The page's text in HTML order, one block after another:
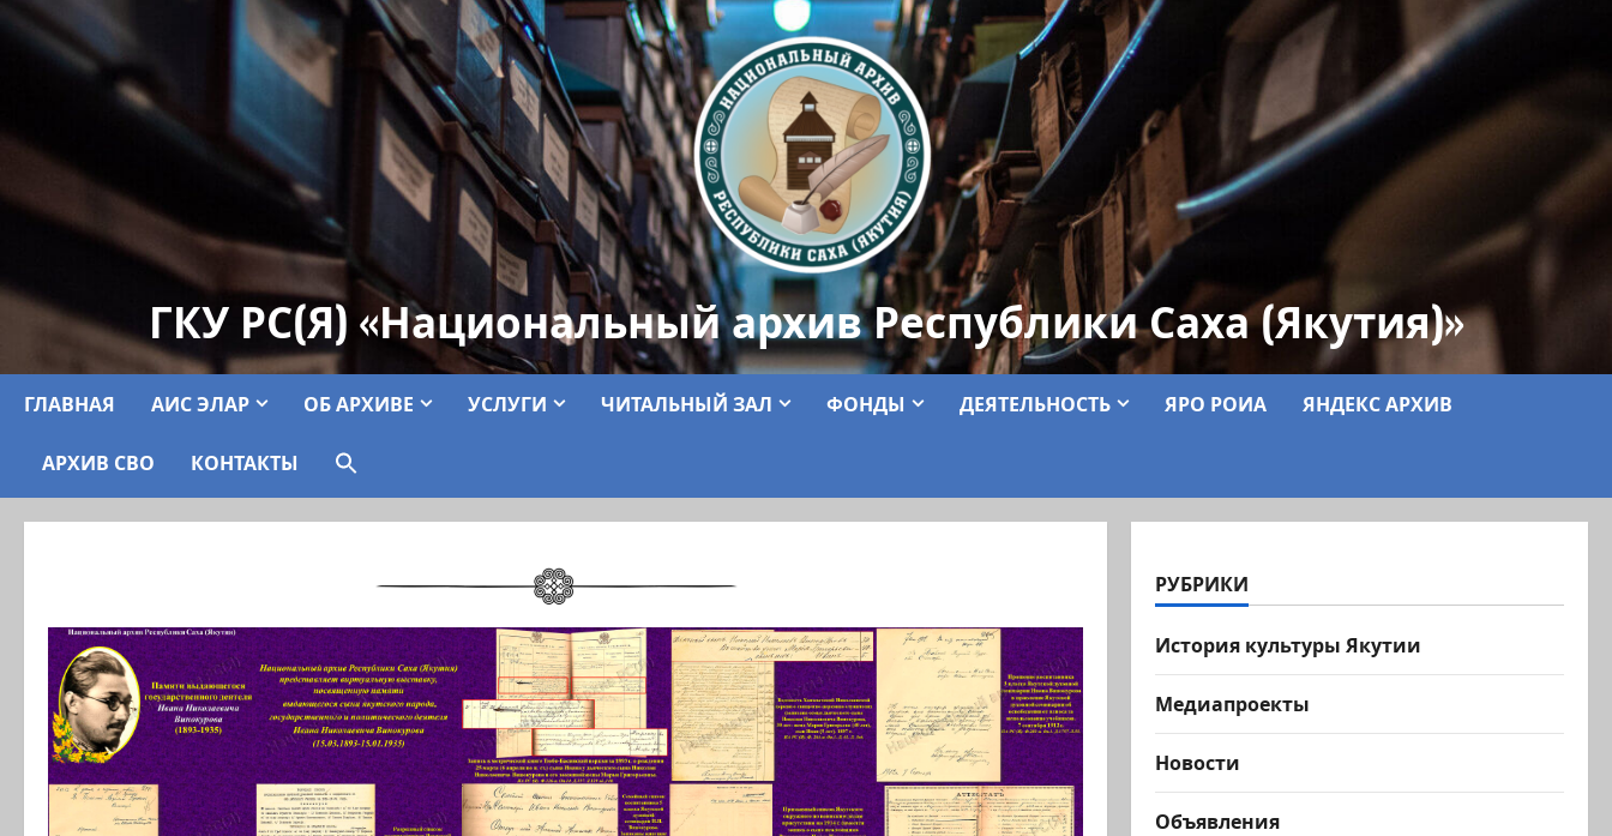
ГКУ РС(Я) «Национальный архив Республики Саха (Якутия)»
ГЛАВНАЯ АИС ЭЛАР ОБ АРХИВЕ УСЛУГИ ЧИТАЛЬНЫЙ ЗАЛ ФОНДЫ ДЕЯТЕЛЬНОСТЬ ЯРО РОИА ЯНДЕКС АРХИВ
АРХИВ СВО КОНТАКТЫ
РУБРИКИ
История культуры Якутии
Медиапроекты
Новости
Объявления